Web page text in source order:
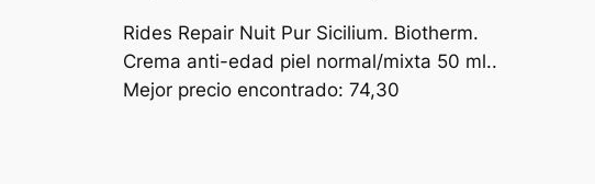
Rides Repair Nuit Pur Sicilium. Biotherm.
Crema anti-edad piel normal/mixta 50 ml..
Mejor precio encontrado: 74,30